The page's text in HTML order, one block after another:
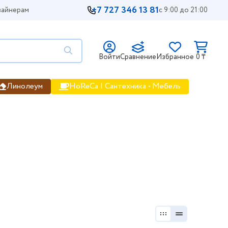
+7 727 346 13 81с 9:00 до 21:00
ВойтиСравнениеИзбранное 0 ₸
Линолеум HoReCa | Сантехника • Мебель
цены, фото, цена, продажа